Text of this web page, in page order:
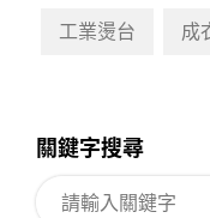
工業燙台 成
關鍵字搜尋